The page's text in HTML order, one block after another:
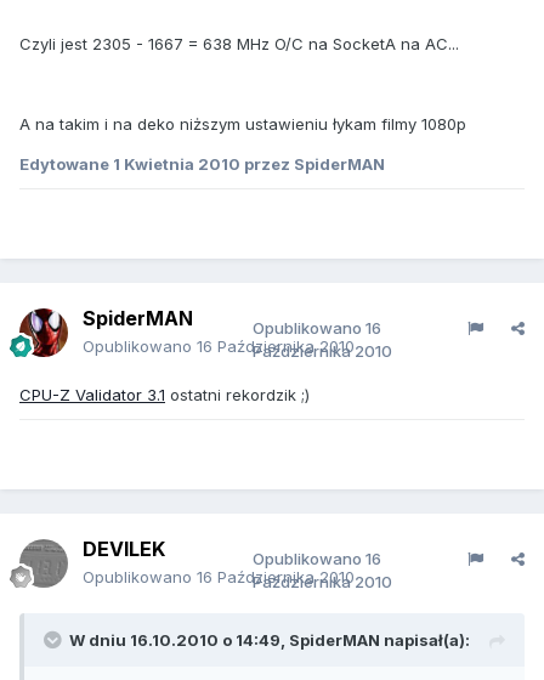
Czyli jest 2305 - 1667 = 638 MHz O/C na SocketA na AC...
A na takim i na deko niższym ustawieniu łykam filmy 1080p
Edytowane 1 Kwietnia 2010 przez SpiderMAN
SpiderMAN
Opublikowano 16 Października 2010
Opublikowano 16
Października 2010
CPU-Z Validator 3.1 ostatni rekordzik ;)
DEVILEK
Opublikowano 16 Października 2010
Opublikowano 16
Października 2010
W dniu 16.10.2010 o 14:49, SpiderMAN napisał(a):